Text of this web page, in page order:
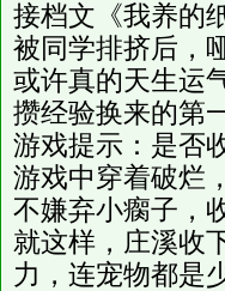
接档文《我养的
被同学排挤后，
或许真的天生运
攒经验换来的第
游戏提示：是否
游戏中穿着破烂
不嫌弃小瘸子，
就这样，庄溪收
力，连宠物都是